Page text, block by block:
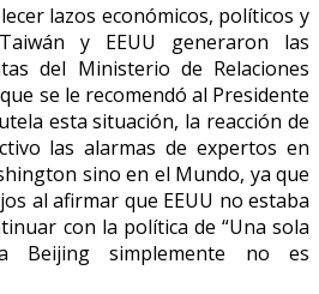
lazos económicos, políticos y
y EEUU generaron las
del Ministerio de Relaciones
se le recomendó al Presidente
esta situación, la reacción de
las alarmas de expertos en
sino en el Mundo, ya que
al afirmar que EEUU no estaba
con la política de “Una sola
Beijing simplemente no es